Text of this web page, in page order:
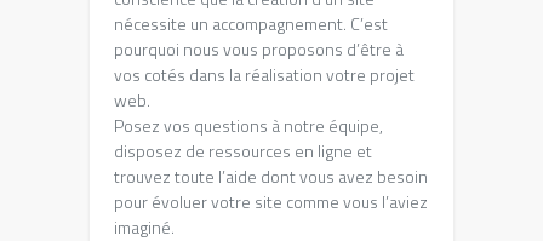
nécessite un accompagnement. C’est
pourquoi nous vous proposons d’être à
vos cotés dans la réalisation votre projet
web.
Posez vos questions à notre équipe,
disposez de ressources en ligne et
trouvez toute l’aide dont vous avez besoin
pour évoluer votre site comme vous l’aviez
imaginé.